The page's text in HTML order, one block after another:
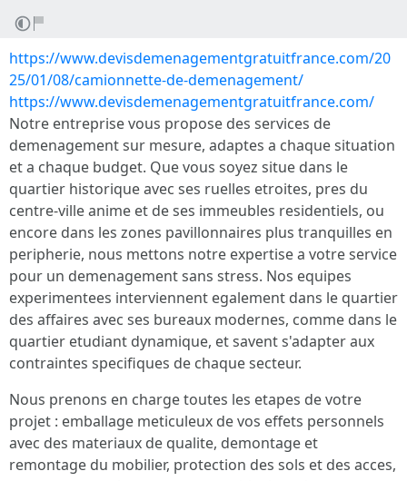
https://www.devisdemenagementgratuitfrance.com/20
25/01/08/camionnette-de-demenagement/
https://www.devisdemenagementgratuitfrance.com/
Notre entreprise vous propose des services de
demenagement sur mesure, adaptes a chaque situation
et a chaque budget. Que vous soyez situe dans le
quartier historique avec ses ruelles etroites, pres du
centre-ville anime et de ses immeubles residentiels, ou
encore dans les zones pavillonnaires plus tranquilles en
peripherie, nous mettons notre expertise a votre service
pour un demenagement sans stress. Nos equipes
experimentees interviennent egalement dans le quartier
des affaires avec ses bureaux modernes, comme dans le
quartier etudiant dynamique, et savent s'adapter aux
contraintes specifiques de chaque secteur.
Nous prenons en charge toutes les etapes de votre
projet : emballage meticuleux de vos effets personnels
avec des materiaux de qualite, demontage et
remontage du mobilier, protection des sols et des acces,